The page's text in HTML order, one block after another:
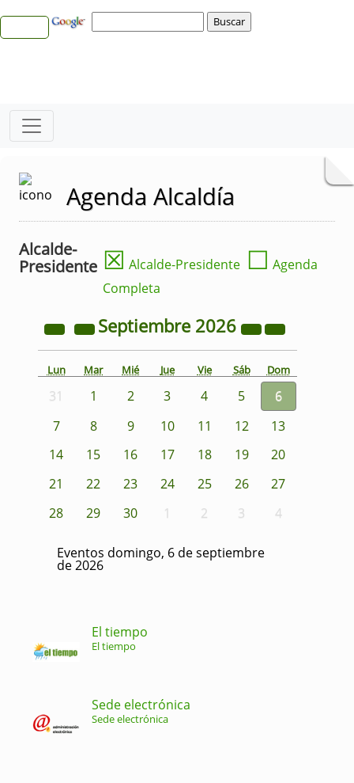
Agenda Alcaldía
Alcalde-
Presidente ☒ Alcalde-Presidente ☐ Agenda
Completa
Septiembre 2026
Lun Mar Mié Jue Vie Sáb Dom
31 1 2 3 4 5
6
7
8 9 10 11 12
13
14
15 16 17 18 19
20
21
22 23 24 25 26
27
28
29 30 1 2 3 4
Eventos domingo, 6 de septiembre
de 2026
El tiempo
El tiempo
Sede electrónica
Sede electrónica